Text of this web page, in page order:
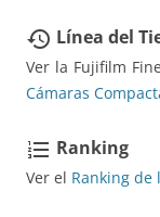
restore Línea del
Ver la Fujifilm
Cámaras
format_list_numbered Ranking
Ver el Ranking de